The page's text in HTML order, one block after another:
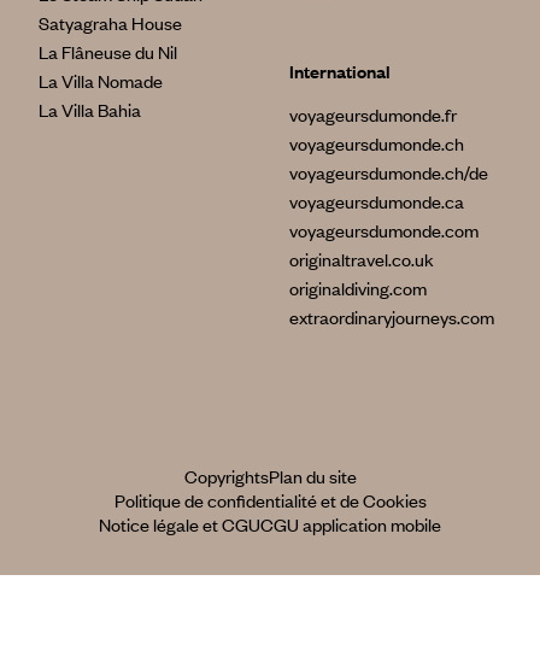
Satyagraha House
La Flâneuse du Nil
La Villa Nomade
La Villa Bahia
International
voyageursdumonde.fr
voyageursdumonde.ch
voyageursdumonde.ch/de
voyageursdumonde.ca
voyageursdumonde.com
originaltravel.co.uk
originaldiving.com
extraordinaryjourneys.com
CopyrightsPlan du site
Politique de confidentialité et de Cookies
Notice légale et CGUCGU application mobile